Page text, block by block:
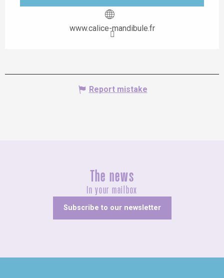
www.calice-mandibule.fr
Report mistake
The news
In your mailbox
Subscribe to our newsletter